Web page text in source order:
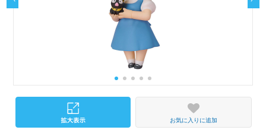
お気に入りに追加